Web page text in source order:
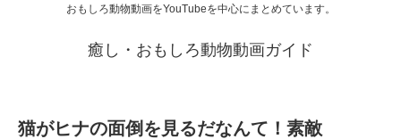
おもしろ動物動画をYouTubeを中心にまとめています。
癒し・おもしろ動物動画ガイド
猫がヒナの面倒を見るだなんて！素敵